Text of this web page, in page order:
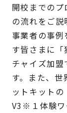
開校までの
の流れをご
事業者の事
す皆さまに
チャイズ加
す。また、
ットキット
V3※１体験ワ